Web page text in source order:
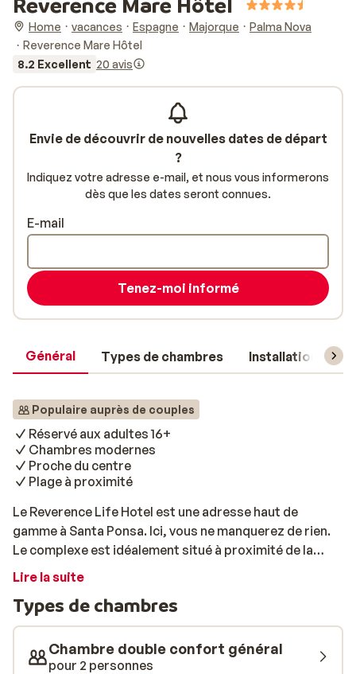
Home vacances Espagne Majorque
Palma Nova
Reverence Mare Hôtel
8.2 Excellent 20 avis
Général Types de chambres Installations
Populaire auprès de couples
Réservé aux adultes 16+
Chambres modernes
Proche du centre
Plage à proximité
Le Reverence Life Hotel est une adresse haut de
gamme à Santa Ponsa. Ici, vous ne manquerez de rien.
Le complexe est idéalement situé à proximité de la
plage et du boulevard. Tout au long du séjour, vous
confortablement installé dans un transat. Idéal pour
oublier le stress du quotidien et faire place au
farniente. Vous pourrez aussi vous relaxer sur la
terrasse située sur le toit, ou au centre de bien-être. Et
Lire la suite
Types de chambres
Chambre double confort général
pour 2 personnes
Envie de découvrir de nouvelles dates de départ
?
Indiquez votre adresse e-mail, et nous vous informerons
dès que les dates seront connues.
E-mail
Tenez-moi informé